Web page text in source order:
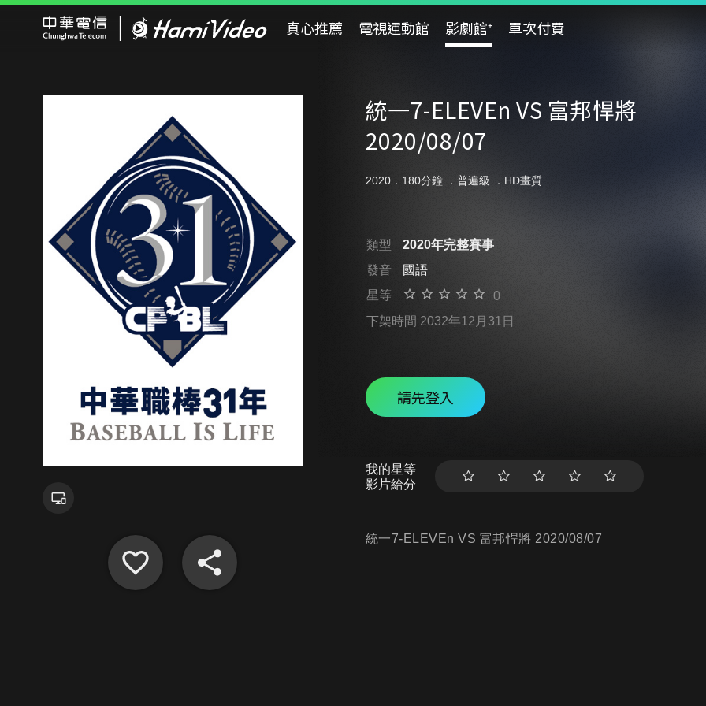
真心推薦 電視運動館 影劇館⁺ 單次付費
統一7-ELEVEn VS 富邦悍將
2020/08/07
2020．180分鐘 ． 普遍級 ．HD畫質
類型
2020年完整賽事
發音
國語
星等
0
下架時間 2032年12月31日
請先登入
我的星等
影片給分
統一7-ELEVEn VS 富邦悍將 2020/08/07